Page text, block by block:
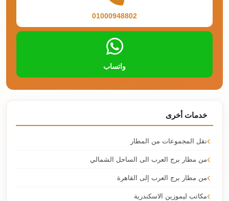
01000948802
واتساب
خدمات أخرى
نقل المجموعات من المطار
من مطار برج العرب الى الساحل الشمالي
من مطار برج العرب إلى القاهرة
مكاتب ليموزين الاسكندرية